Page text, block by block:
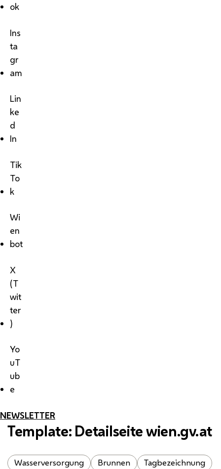
ok
Ins
ta
gr
am
Lin
ke
d
In
Tik
To
k
Wi
en
bot
X
(T
wit
ter
)
Yo
uT
ub
e
NEWSLETTER
Template: Detailseite wien.gv.at
Wasserversorgung Brunnen
Tagbezeichnung